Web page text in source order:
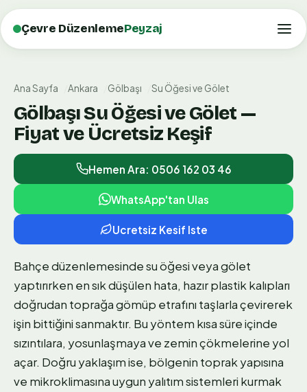
Çevre DüzenlemePeyzaj
Ana Sayfa Ankara Gölbaşı Su Öğesi ve Gölet
Gölbaşı Su Öğesi ve Gölet —
Fiyat ve Ücretsiz Keşif
Hemen Ara: 0506 162 03 46
WhatsApp'tan Ulas
Ucretsiz Kesif Iste
Bahçe düzenlemesinde su öğesi veya gölet
yaptırırken en sık düşülen hata, hazır plastik kalıpları
doğrudan toprağa gömüp etrafını taşlarla çevirerek
işin bittiğini sanmaktır. Bu yöntem kısa süre içinde
sızıntılara, yosunlaşmaya ve zemin çökmelerine yol
açar. Doğru yaklaşım ise, bölgenin toprak yapısına
ve mikroklimasına uygun yalıtım sistemleri kurmak